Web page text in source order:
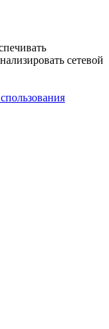
сетевой